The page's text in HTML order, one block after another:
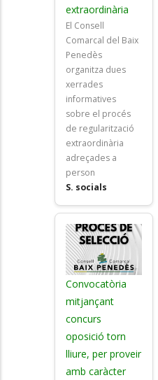
extraordinària
El Consell
Comarcal del Baix
Penedès
organitza dues
xerrades
informatives
sobre el procés
de regularització
extraordinària
adreçades a
person
S. socials
Convocatòria
mitjançant
concurs
oposició torn
lliure, per proveir
amb caràcter